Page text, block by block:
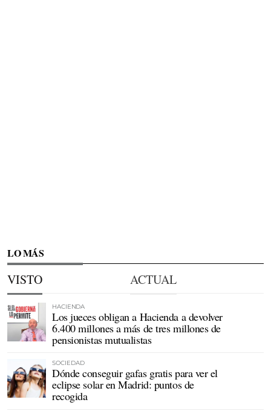
LO MÁS
VISTO ACTUAL
HACIENDA
Los jueces obligan a Hacienda a devolver
6.400 millones a más de tres millones de
pensionistas mutualistas
SOCIEDAD
Dónde conseguir gafas gratis para ver el
eclipse solar en Madrid: puntos de
recogida